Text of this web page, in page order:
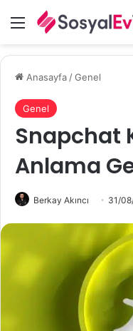
Menü
Anasayfa /Genel
Genel
Snapchat
Anlama
Berkay Akıncı 31/